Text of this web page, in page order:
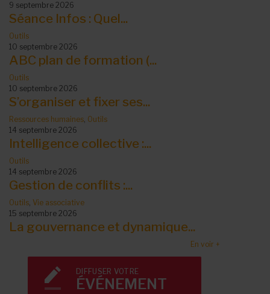
9 septembre 2026
Séance Infos : Quel...
Outils
10 septembre 2026
ABC plan de formation (...
Outils
10 septembre 2026
S’organiser et fixer ses...
Ressources humaines, Outils
14 septembre 2026
Intelligence collective :...
Outils
14 septembre 2026
Gestion de conflits :...
Outils, Vie associative
15 septembre 2026
La gouvernance et dynamique...
En voir +
DIFFUSER VOTRE
ÉVÉNEMENT